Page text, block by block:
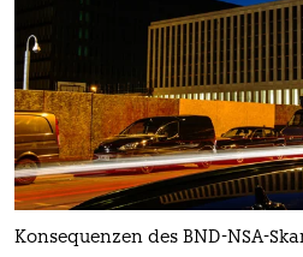
Konsequenzen des BND-NSA-